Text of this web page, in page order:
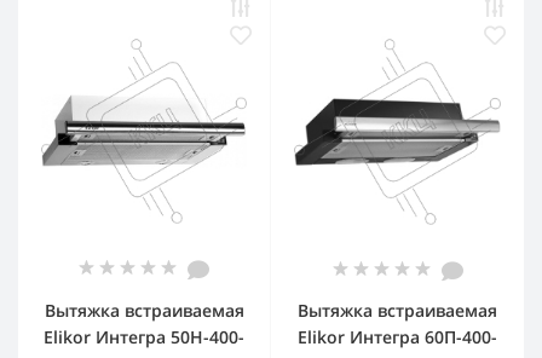
Вытяжка встраиваемая
Elikor Интегра 50Н-400-
Вытяжка встраиваемая
Elikor Интегра 60П-400-